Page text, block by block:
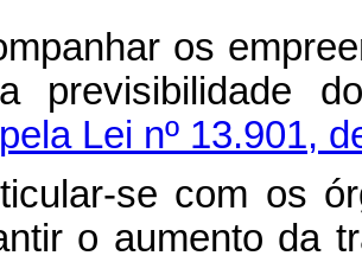
os
a
Lei nº 13.901,
se com os
o aumento